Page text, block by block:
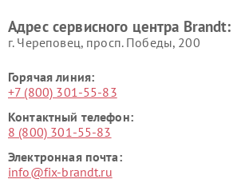
Адрес сервисного центра Brandt:
г. Череповец, просп. Победы, 200
Горячая линия:
+7 (800) 301-55-83
Контактный телефон:
8 (800) 301-55-83
Электронная почта:
info@fix-brandt.ru